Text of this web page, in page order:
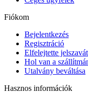
Fiókom
Bejelentkezés
Regisztráció
Elfelejtette
Hol van a
Utalvány beváltása
Hasznos információk